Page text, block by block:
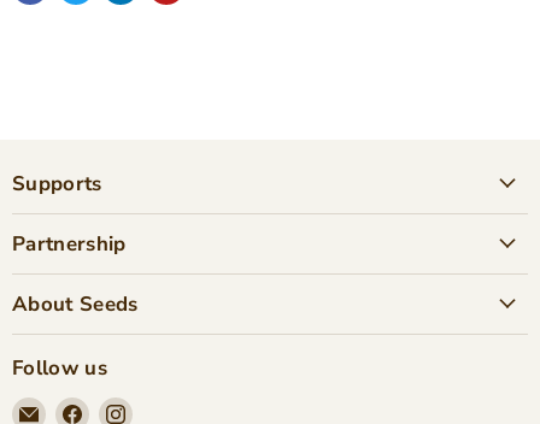
Supports
Partnership
About Seeds
Follow us
EmailFind Find